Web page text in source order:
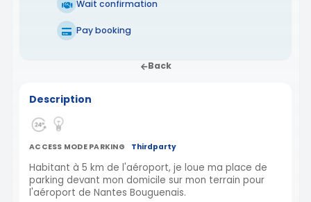
Wait confirmation
Pay booking
Back
Description
ACCESS MODE PARKING Thirdparty
Habitant à 5 km de l'aéroport, je loue ma place de
parking devant mon domicile sur mon terrain pour
l'aéroport de Nantes Bouguenais.